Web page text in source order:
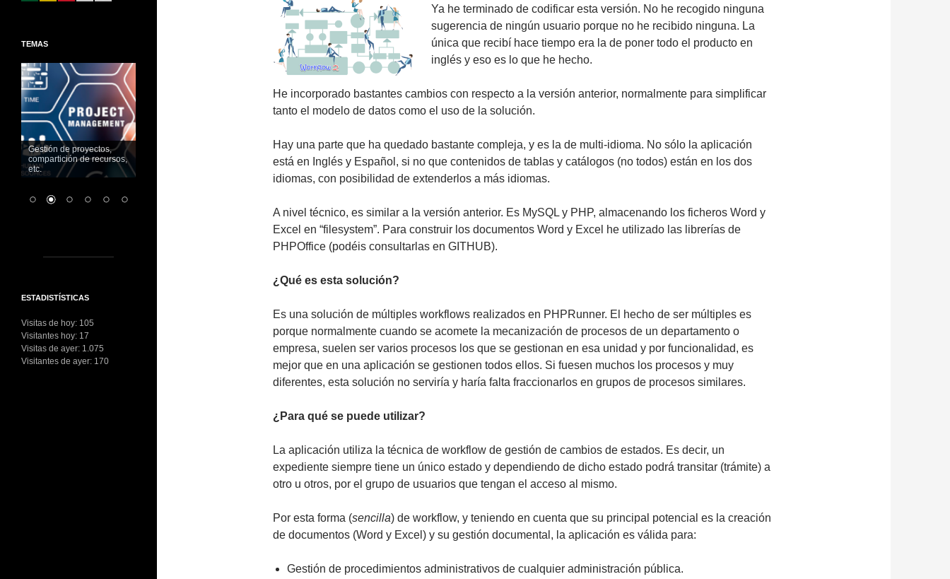
Ya he terminado de codificar esta versión. No he recogido ninguna
sugerencia de ningún usuario porque no he recibido ninguna. La
única que recibí hace tiempo era la de poner todo el producto en
inglés y eso es lo que he hecho.
He incorporado bastantes cambios con respecto a la versión anterior, normalmente para simplificar
tanto el modelo de datos como el uso de la solución.
Hay una parte que ha quedado bastante compleja, y es la de multi-idioma. No sólo la aplicación
está en Inglés y Español, si no que contenidos de tablas y catálogos (no todos) están en los dos
idiomas, con posibilidad de extenderlos a más idiomas.
A nivel técnico, es similar a la versión anterior. Es MySQL y PHP, almacenando los ficheros Word y
Excel en “filesystem”. Para construir los documentos Word y Excel he utilizado las librerías de
PHPOffice (podéis consultarlas en GITHUB).
¿Qué es esta solución?
Es una solución de múltiples workflows realizados en PHPRunner. El hecho de ser múltiples es
porque normalmente cuando se acomete la mecanización de procesos de un departamento o
empresa, suelen ser varios procesos los que se gestionan en esa unidad y por funcionalidad, es
mejor que en una aplicación se gestionen todos ellos. Si fuesen muchos los procesos y muy
diferentes, esta solución no serviría y haría falta fraccionarlos en grupos de procesos similares.
¿Para qué se puede utilizar?
La aplicación utiliza la técnica de workflow de gestión de cambios de estados. Es decir, un
expediente siempre tiene un único estado y dependiendo de dicho estado podrá transitar (trámite) a
otro u otros, por el grupo de usuarios que tengan el acceso al mismo.
Por esta forma (sencilla) de workflow, y teniendo en cuenta que su principal potencial es la creación
de documentos (Word y Excel) y su gestión documental, la aplicación es válida para:
Gestión de procedimientos administrativos de cualquier administración pública.
TEMAS
Gestión de proyectos,
compartición de recursos,
etc.
ESTADISTÍSTICAS
Visitas de hoy: 105
Visitantes hoy: 17
Visitas de ayer: 1.075
Visitantes de ayer: 170